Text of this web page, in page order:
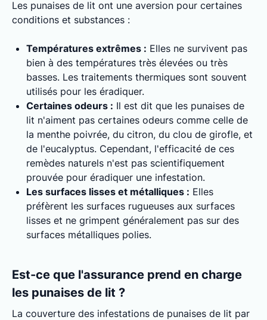
Les punaises de lit ont une aversion pour certaines
conditions et substances :
Températures extrêmes : Elles ne survivent pas
bien à des températures très élevées ou très
basses. Les traitements thermiques sont souvent
utilisés pour les éradiquer.
Certaines odeurs : Il est dit que les punaises de
lit n'aiment pas certaines odeurs comme celle de
la menthe poivrée, du citron, du clou de girofle, et
de l'eucalyptus. Cependant, l'efficacité de ces
remèdes naturels n'est pas scientifiquement
prouvée pour éradiquer une infestation.
Les surfaces lisses et métalliques : Elles
préfèrent les surfaces rugueuses aux surfaces
lisses et ne grimpent généralement pas sur des
surfaces métalliques polies.
Est-ce que l'assurance prend en charge
les punaises de lit ?
La couverture des infestations de punaises de lit par